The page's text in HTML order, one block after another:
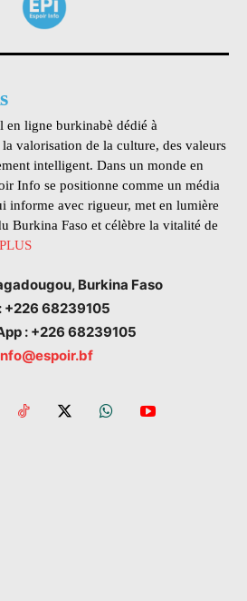
en ligne burkinabè dédié à
valorisation de la culture, des valeurs
intelligent. Dans un monde en
Info se positionne comme un média
informe avec rigueur, met en lumière
Burkina Faso et célèbre la vitalité de
Burkina Faso
+226 68239105
: +226 68239105